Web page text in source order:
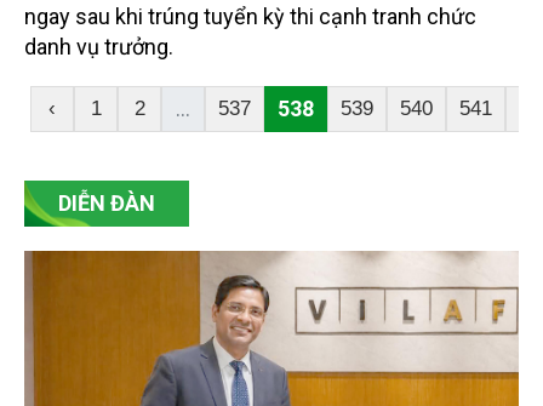
ngay sau khi trúng tuyển kỳ thi cạnh tranh chức
danh vụ trưởng.
‹ 1 2 ... 537 538 539 540 541
DIỄN ĐÀN